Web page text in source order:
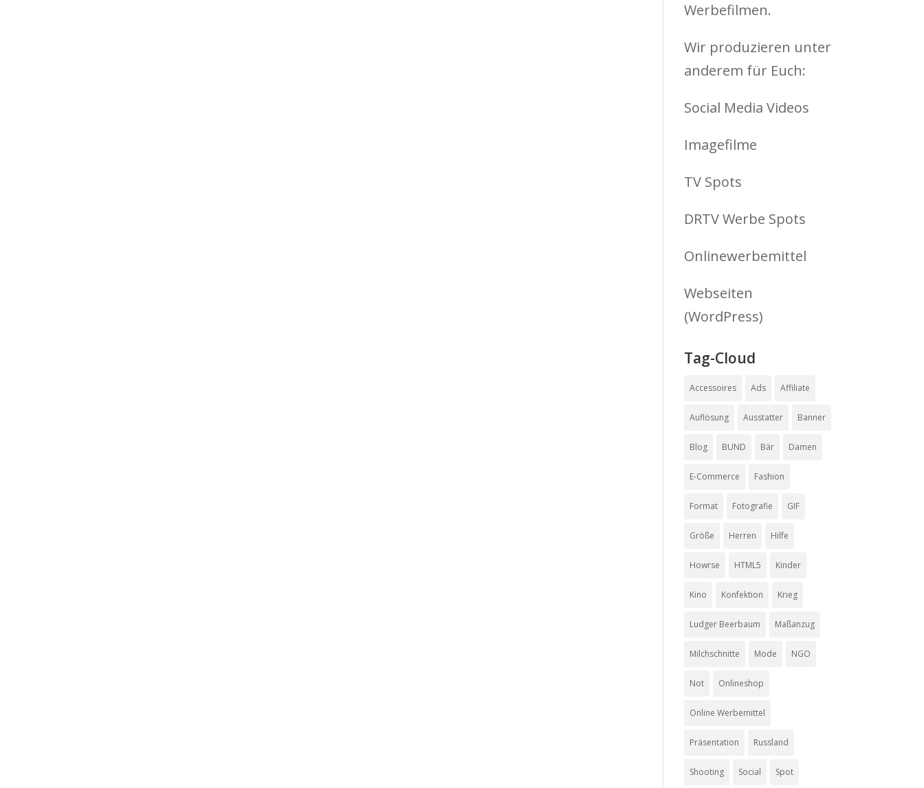
Werbefilmen.
Wir produzieren unter
anderem für Euch:
Social Media Videos
Imagefilme
TV Spots
DRTV Werbe Spots
Onlinewerbemittel
Webseiten
(WordPress)
Tag-Cloud
Accessoires Ads Affiliate
Auflösung Ausstatter Banner
Blog BUND Bär Damen
E-Commerce Fashion
Format Fotografie GIF
Größe Herren Hilfe
Howrse HTML5 Kinder
Kino Konfektion Krieg
Ludger Beerbaum Maßanzug
Milchschnitte Mode NGO
Not Onlineshop
Online Werbemittel
Präsentation Russland
Shooting Social Spot